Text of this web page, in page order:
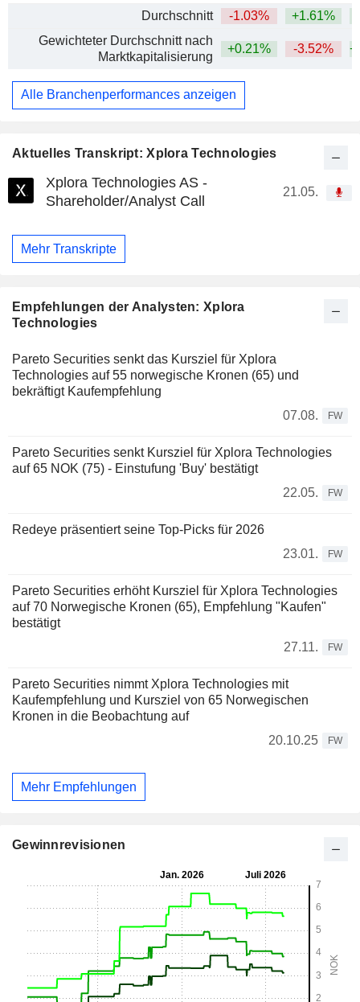
Aktuelles Transkript: Xplora Technologies
Xplora Technologies AS -
Shareholder/Analyst Call
21.05.
Mehr Transkripte
Empfehlungen der Analysten: Xplora
Technologies
Pareto Securities senkt das Kursziel für Xplora
Technologies auf 55 norwegische Kronen (65) und
bekräftigt Kaufempfehlung
07.08.
FW
Pareto Securities senkt Kursziel für Xplora Technologies
auf 65 NOK (75) - Einstufung 'Buy' bestätigt
22.05.
FW
Redeye präsentiert seine Top-Picks für 2026
23.01.
FW
Pareto Securities erhöht Kursziel für Xplora Technologies
auf 70 Norwegische Kronen (65), Empfehlung "Kaufen"
bestätigt
27.11.
FW
Pareto Securities nimmt Xplora Technologies mit
Kaufempfehlung und Kursziel von 65 Norwegischen
Kronen in die Beobachtung auf
20.10.25
FW
Mehr Empfehlungen
Durchschnitt
-1.03% +1.61%
Gewichteter Durchschnitt nach
Marktkapitalisierung
+0.21% -3.52%
Alle Branchenperformances anzeigen
Gewinnrevisionen